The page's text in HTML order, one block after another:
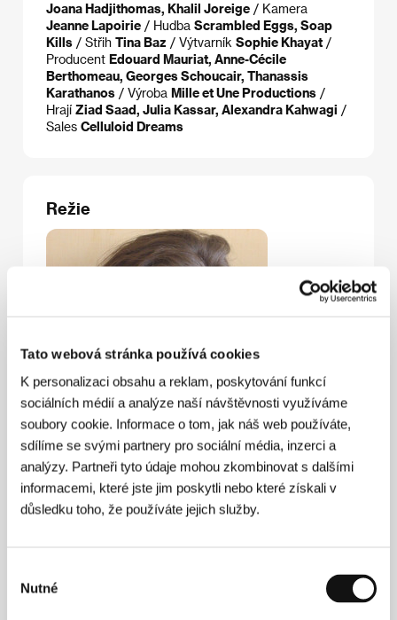
Tato webová stránka používá cookies
K personalizaci obsahu a reklam, poskytování funkcí
sociálních médií a analýze naší návštěvnosti využíváme
soubory cookie. Informace o tom, jak náš web používáte,
sdílíme se svými partnery pro sociální média, inzerci a
analýzy. Partneři tyto údaje mohou zkombinovat s dalšími
informacemi, které jste jim poskytli nebo které získali v
důsledku toho, že používáte jejich služby.
souhlasu
Nutné
Joana Hadjithomas, Khalil Joreige / Kamera
Jeanne Lapoirie / Hudba Scrambled Eggs, Soap
Kills / Střih Tina Baz / Výtvarník Sophie Khayat /
Producent Edouard Mauriat, Anne-Cécile
Berthomeau, Georges Schoucair, Thanassis
Karathanos / Výroba Mille et Une Productions /
Hrají Ziad Saad, Julia Kassar, Alexandra Kahwagi /
Sales Celluloid Dreams
Režie